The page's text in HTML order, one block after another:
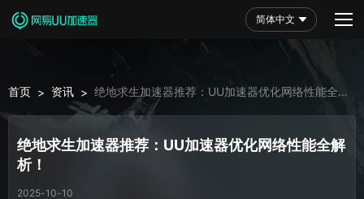
简体中文
首页 > 资讯 > 绝地求生加速器推荐：UU加速器优化网络性能全解
析！
绝地求生加速器推荐：UU加速器优化网络性能全解
析！
2025-10-10